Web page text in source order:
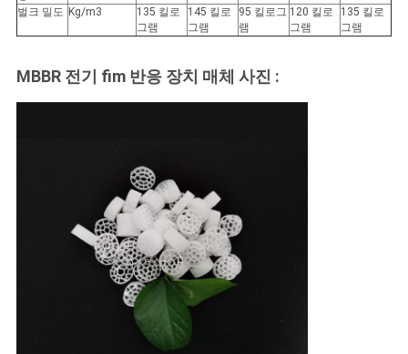
정
책
벌크 밀도 Kg/m3
135 킬로
그램
145 킬로
그램
95 킬로그
램
120 킬로
그램
135 킬로
그램
MBBR 전기 fim 반응 장치 매체 사진 :